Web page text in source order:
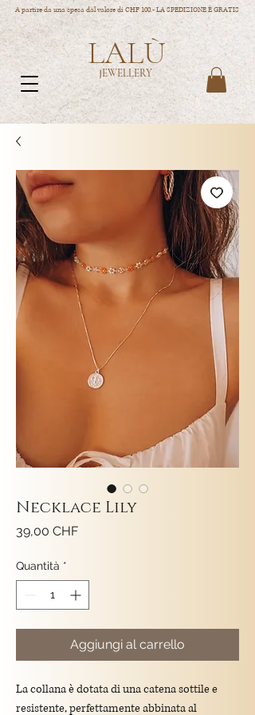
A partire da una spesa dal valore di CHF 100.- LA SPEDIZIONE È GRATIS
LALÙ
JEWELLERY
Necklace Lily
39,00 CHFPrezzo
Quantità *
Aggiungi al carrello
La collana è dotata di una catena sottile e
resistente, perfettamente abbinata al